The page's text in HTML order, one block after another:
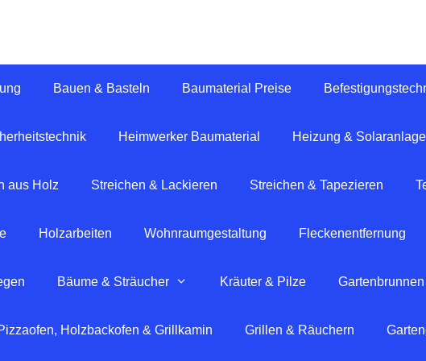
Bauen & Basteln Baumaterial Preise
Heimwerker Baumaterial Heizung &
aus Holz Streichen & Lackieren Streichen & Tapezieren
Holzarbeiten Wohnraumgestaltung Fleckenentfernung
Bäume & Sträucher Kräuter & Pilze Gartenbrunnen
Holzbackofen & Grillkamin Grillen & Räuchern